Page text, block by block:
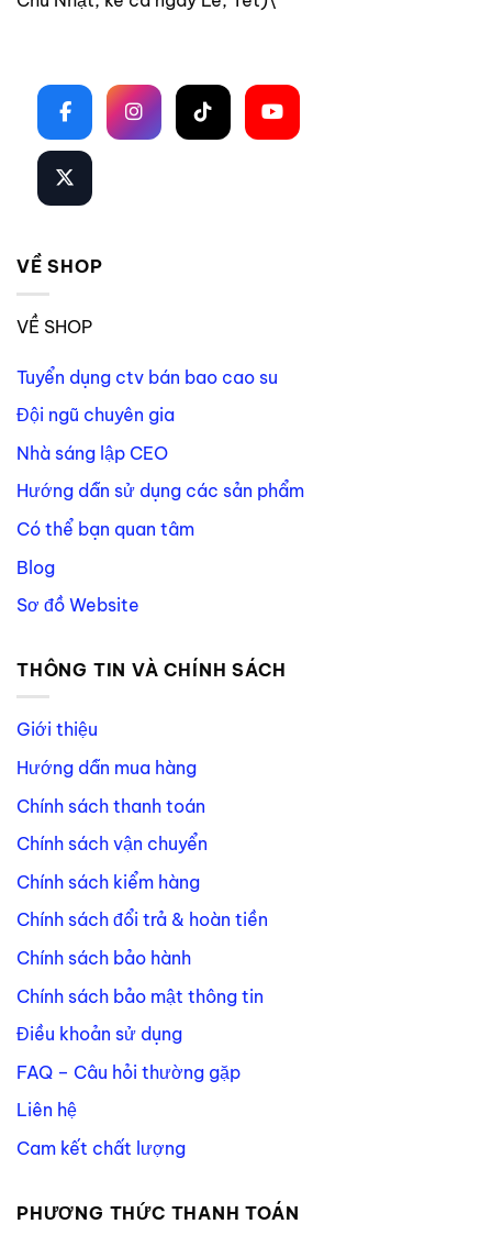
VỀ SHOP
VỀ SHOP
Tuyển dụng ctv bán bao cao su
Đội ngũ chuyên gia
Nhà sáng lập CEO
Hướng dẫn sử dụng các sản phẩm
Có thể bạn quan tâm
Blog
Sơ đồ Website
THÔNG TIN VÀ CHÍNH SÁCH
Giới thiệu
Hướng dẫn mua hàng
Chính sách thanh toán
Chính sách vận chuyển
Chính sách kiểm hàng
Chính sách đổi trả & hoàn tiền
Chính sách bảo hành
Chính sách bảo mật thông tin
Điều khoản sử dụng
FAQ – Câu hỏi thường gặp
Liên hệ
Cam kết chất lượng
PHƯƠNG THỨC THANH TOÁN